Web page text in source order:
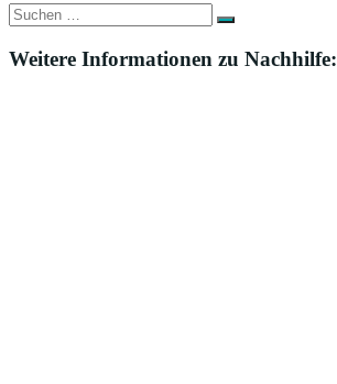
Suche
nach:
Suchen
Weitere Informationen zu Nachhilfe: